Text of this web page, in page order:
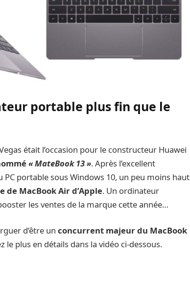
portable plus fin que le
était l’occasion pour le constructeur Huawei
« MateBook 13 ». Après l’excellent
PC portable sous Windows 10, un peu moins haut
de MacBook Air d’Apple. Un ordinateur
les ventes de la marque cette année…
d’être un concurrent majeur du MacBook
le plus en détails dans la vidéo ci-dessous.